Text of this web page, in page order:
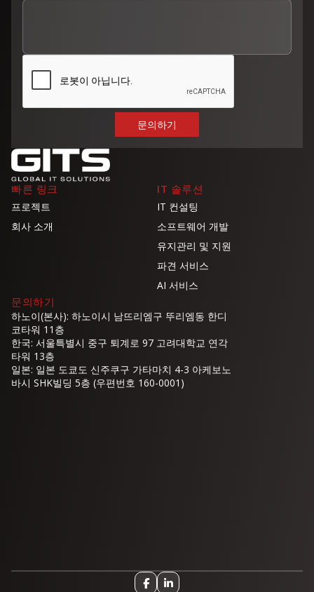
빠른 링크
프로젝트
회사 소개
IT 솔루션
IT 컨설팅
소프트웨어 개발
유지관리 및 지원
파견 서비스
AI 서비스
문의하기
하노이(본사): 하노이시 남뜨리엠구 뚜리엠동 한디
코타워 11층
한국: 서울특별시 중구 퇴계로 97 고려대학교 연각
타워 13층
일본: 일본 도쿄도 신주쿠구 가타마치 4-3 아케보노
바시 SHK빌딩 5층 (우편번호 160-0001)